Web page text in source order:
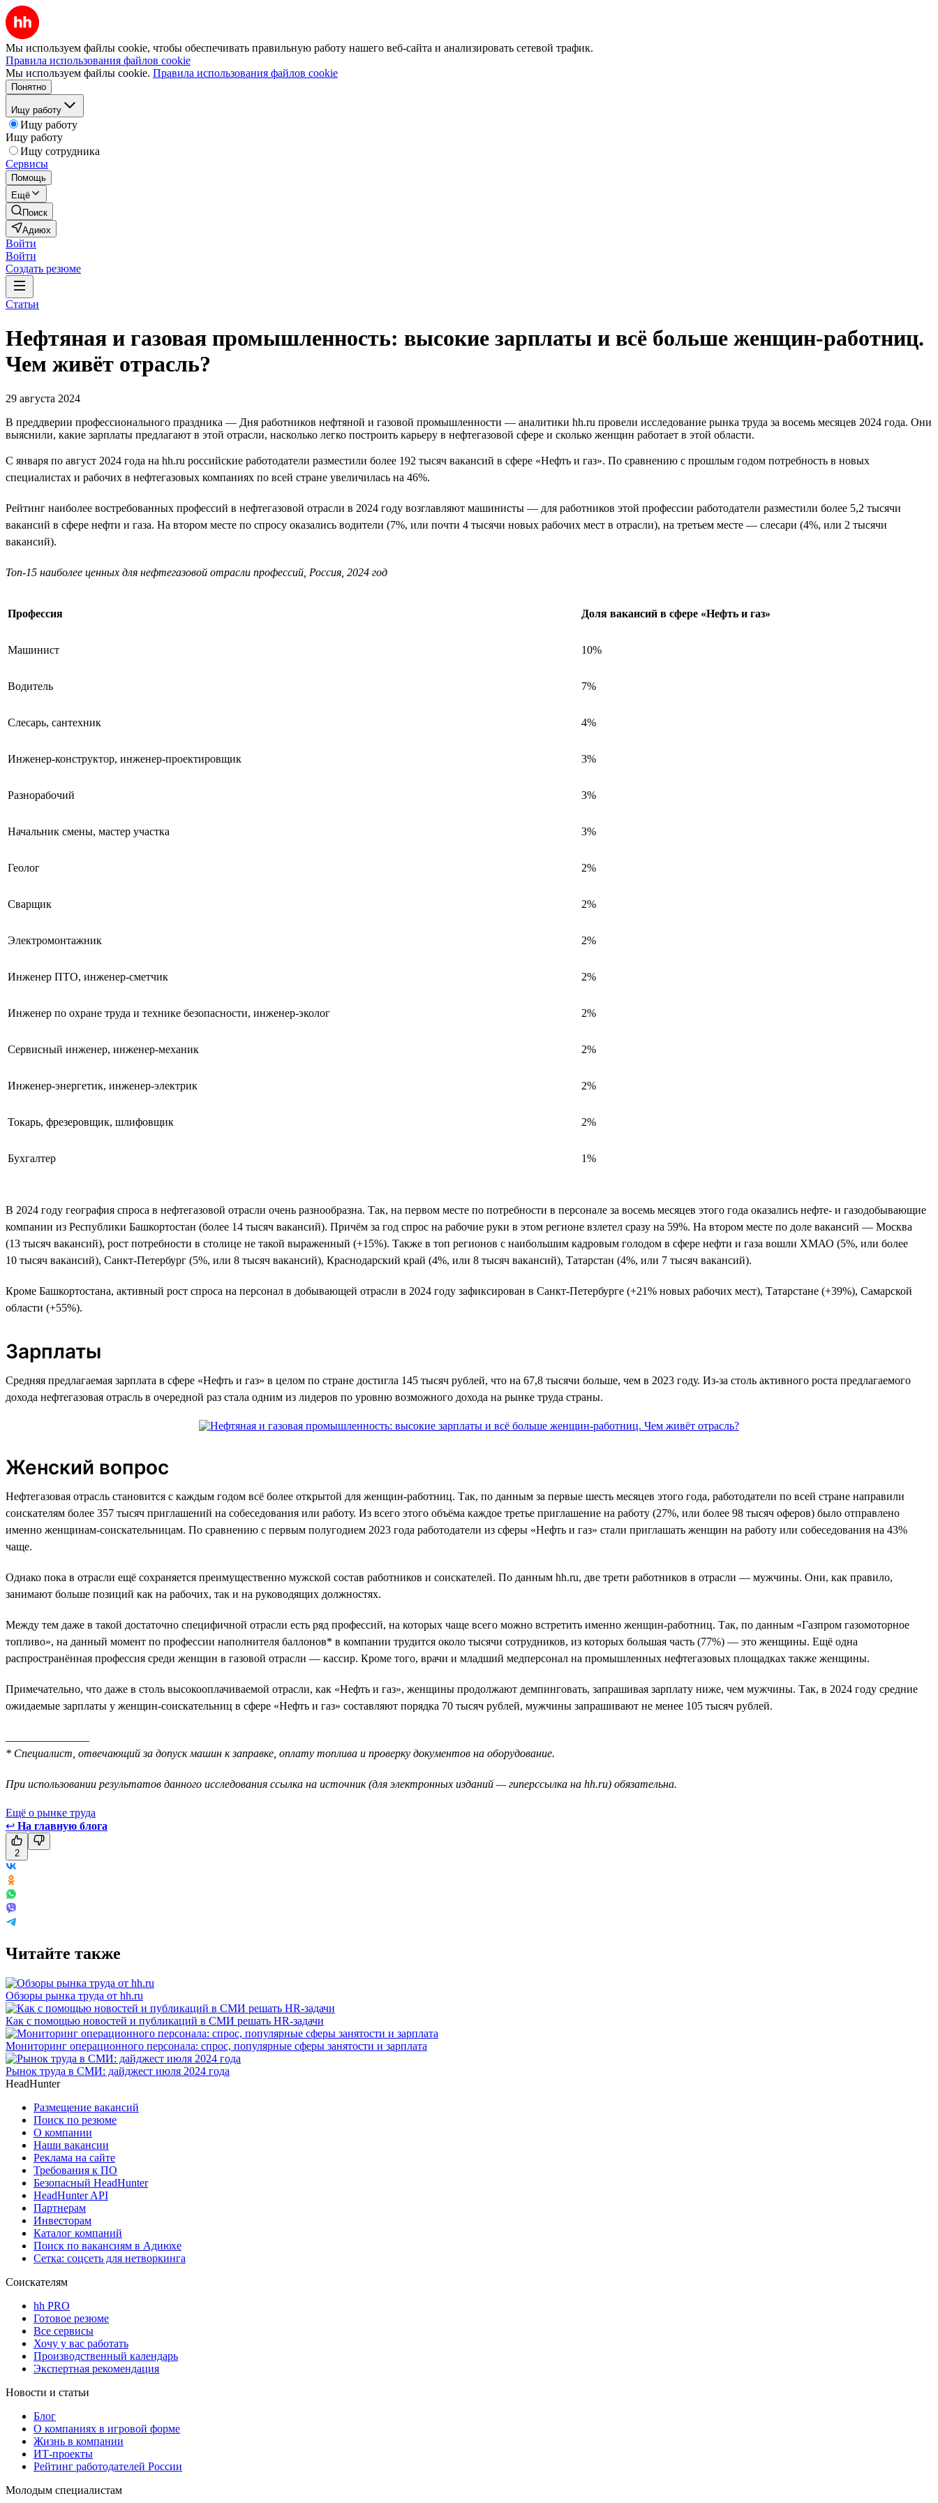
Мы используем файлы cookie, чтобы обеспечивать правильную работу нашего веб-сайта и анализировать сетевой трафик.
Правила использования файлов cookie
Мы используем файлы cookie. Правила использования файлов cookie
Понятно
Ищу работу
Ищу работу
Ищу работу
Ищу сотрудника
Сервисы
Помощь
Ещё
Поиск
Адиюх
Войти
Войти
Создать резюме
Статьи
Нефтяная и газовая промышленность: высокие зарплаты и всё больше женщин-работниц.
Чем живёт отрасль?
29 августа 2024
В преддверии профессионального праздника — Дня работников нефтяной и газовой промышленности — аналитики hh.ru провели исследование рынка труда за восемь месяцев 2024 года. Они
выяснили, какие зарплаты предлагают в этой отрасли, насколько легко построить карьеру в нефтегазовой сфере и сколько женщин работает в этой области.
С января по август 2024 года на hh.ru российские работодатели разместили более 192 тысяч вакансий в сфере «Нефть и газ». По сравнению с прошлым годом потребность в новых
специалистах и рабочих в нефтегазовых компаниях по всей стране увеличилась на 46%.
Рейтинг наиболее востребованных профессий в нефтегазовой отрасли в 2024 году возглавляют машинисты — для работников этой профессии работодатели разместили более 5,2 тысячи
вакансий в сфере нефти и газа. На втором месте по спросу оказались водители (7%, или почти 4 тысячи новых рабочих мест в отрасли), на третьем месте — слесари (4%, или 2 тысячи
вакансий).
Топ-15 наиболее ценных для нефтегазовой отрасли профессий, Россия, 2024 год
Профессия Доля вакансий в сфере «Нефть и газ»
Машинист 10%
Водитель 7%
Слесарь, сантехник 4%
Инженер-конструктор, инженер-проектировщик 3%
Разнорабочий 3%
Начальник смены, мастер участка 3%
Геолог 2%
Сварщик 2%
Электромонтажник 2%
Инженер ПТО, инженер-сметчик 2%
Инженер по охране труда и технике безопасности, инженер-эколог 2%
Сервисный инженер, инженер-механик 2%
Инженер-энергетик, инженер-электрик 2%
Токарь, фрезеровщик, шлифовщик 2%
Бухгалтер 1%
В 2024 году география спроса в нефтегазовой отрасли очень разнообразна. Так, на первом месте по потребности в персонале за восемь месяцев этого года оказались нефте- и газодобывающие
компании из Республики Башкортостан (более 14 тысяч вакансий). Причём за год спрос на рабочие руки в этом регионе взлетел сразу на 59%. На втором месте по доле вакансий — Москва
(13 тысяч вакансий), рост потребности в столице не такой выраженный (+15%). Также в топ регионов с наибольшим кадровым голодом в сфере нефти и газа вошли ХМАО (5%, или более
10 тысяч вакансий), Санкт-Петербург (5%, или 8 тысяч вакансий), Краснодарский край (4%, или 8 тысяч вакансий), Татарстан (4%, или 7 тысяч вакансий).
Кроме Башкортостана, активный рост спроса на персонал в добывающей отрасли в 2024 году зафиксирован в Санкт-Петербурге (+21% новых рабочих мест), Татарстане (+39%), Самарской
области (+55%).
Зарплаты
Средняя предлагаемая зарплата в сфере «Нефть и газ» в целом по стране достигла 145 тысяч рублей, что на 67,8 тысячи больше, чем в 2023 году. Из-за столь активного роста предлагаемого
дохода нефтегазовая отрасль в очередной раз стала одним из лидеров по уровню возможного дохода на рынке труда страны.
Женский вопрос
Нефтегазовая отрасль становится с каждым годом всё более открытой для женщин-работниц. Так, по данным за первые шесть месяцев этого года, работодатели по всей стране направили
соискателям более 357 тысяч приглашений на собеседования или работу. Из всего этого объёма каждое третье приглашение на работу (27%, или более 98 тысяч оферов) было отправлено
именно женщинам-соискательницам. По сравнению с первым полугодием 2023 года работодатели из сферы «Нефть и газ» стали приглашать женщин на работу или собеседования на 43%
чаще.
Однако пока в отрасли ещё сохраняется преимущественно мужской состав работников и соискателей. По данным hh.ru, две трети работников в отрасли — мужчины. Они, как правило,
занимают больше позиций как на рабочих, так и на руководящих должностях.
Между тем даже в такой достаточно специфичной отрасли есть ряд профессий, на которых чаще всего можно встретить именно женщин-работниц. Так, по данным «Газпром газомоторное
топливо», на данный момент по профессии наполнителя баллонов* в компании трудится около тысячи сотрудников, из которых большая часть (77%) — это женщины. Ещё одна
распространённая профессия среди женщин в газовой отрасли — кассир. Кроме того, врачи и младший медперсонал на промышленных нефтегазовых площадках также женщины.
Примечательно, что даже в столь высокооплачиваемой отрасли, как «Нефть и газ», женщины продолжают демпинговать, запрашивая зарплату ниже, чем мужчины. Так, в 2024 году средние
ожидаемые зарплаты у женщин-соискательниц в сфере «Нефть и газ» составляют порядка 70 тысяч рублей, мужчины запрашивают не менее 105 тысяч рублей.
* Специалист, отвечающий за допуск машин к заправке, оплату топлива и проверку документов на оборудование.
При использовании результатов данного исследования ссылка на источник (для электронных изданий — гиперссылка на hh.ru) обязательна.
Ещё о рынке труда
↩ На главную блога
2
Читайте также
Обзоры рынка труда от hh.ru
Как с помощью новостей и публикаций в СМИ решать HR-задачи
Мониторинг операционного персонала: спрос, популярные сферы занятости и зарплата
Рынок труда в СМИ: дайджест июля 2024 года
HeadHunter
Размещение вакансий
Поиск по резюме
О компании
Наши вакансии
Реклама на сайте
Требования к ПО
Безопасный HeadHunter
HeadHunter API
Партнерам
Инвесторам
Каталог компаний
Поиск по вакансиям в Адиюхе
Сетка: соцсеть для нетворкинга
Соискателям
hh PRO
Готовое резюме
Все сервисы
Хочу у вас работать
Производственный календарь
Экспертная рекомендация
Новости и статьи
Блог
О компаниях в игровой форме
Жизнь в компании
ИТ-проекты
Рейтинг работодателей России
Молодым специалистам